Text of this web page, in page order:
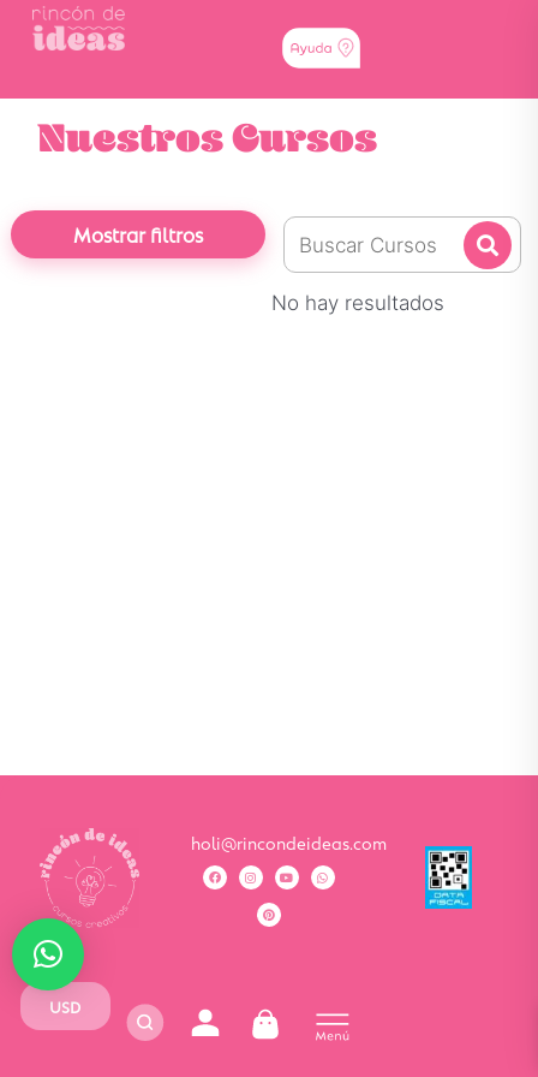
Nuestros Cursos
Mostrar filtros
No hay resultados
holi@rincondeideas.com
USD